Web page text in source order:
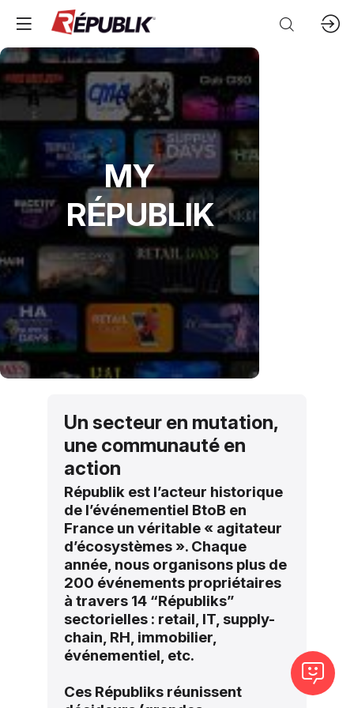
MY
RÉPUBLIK
Un secteur en mutation,
une communauté en
action
Républik est l’acteur historique
de l’événementiel BtoB en
France un véritable « agitateur
d’écosystèmes ». Chaque
année, nous organisons plus de
200 événements propriétaires
à travers 14 “Républiks”
sectorielles : retail, IT, supply-
chain, RH, immobilier,
événementiel, etc.
Ces Républiks réunissent